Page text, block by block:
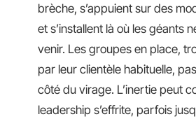
brèche, s’appuient sur des
et s’installent là où les géants
venir. Les groupes en place,
par leur clientèle habituelle,
côté du virage. L’inertie peut
leadership s’effrite, parfois